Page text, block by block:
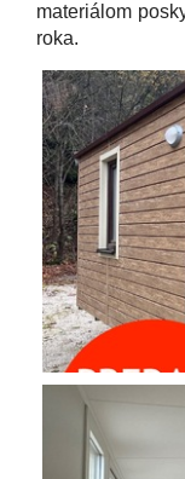
materiálom
roka.